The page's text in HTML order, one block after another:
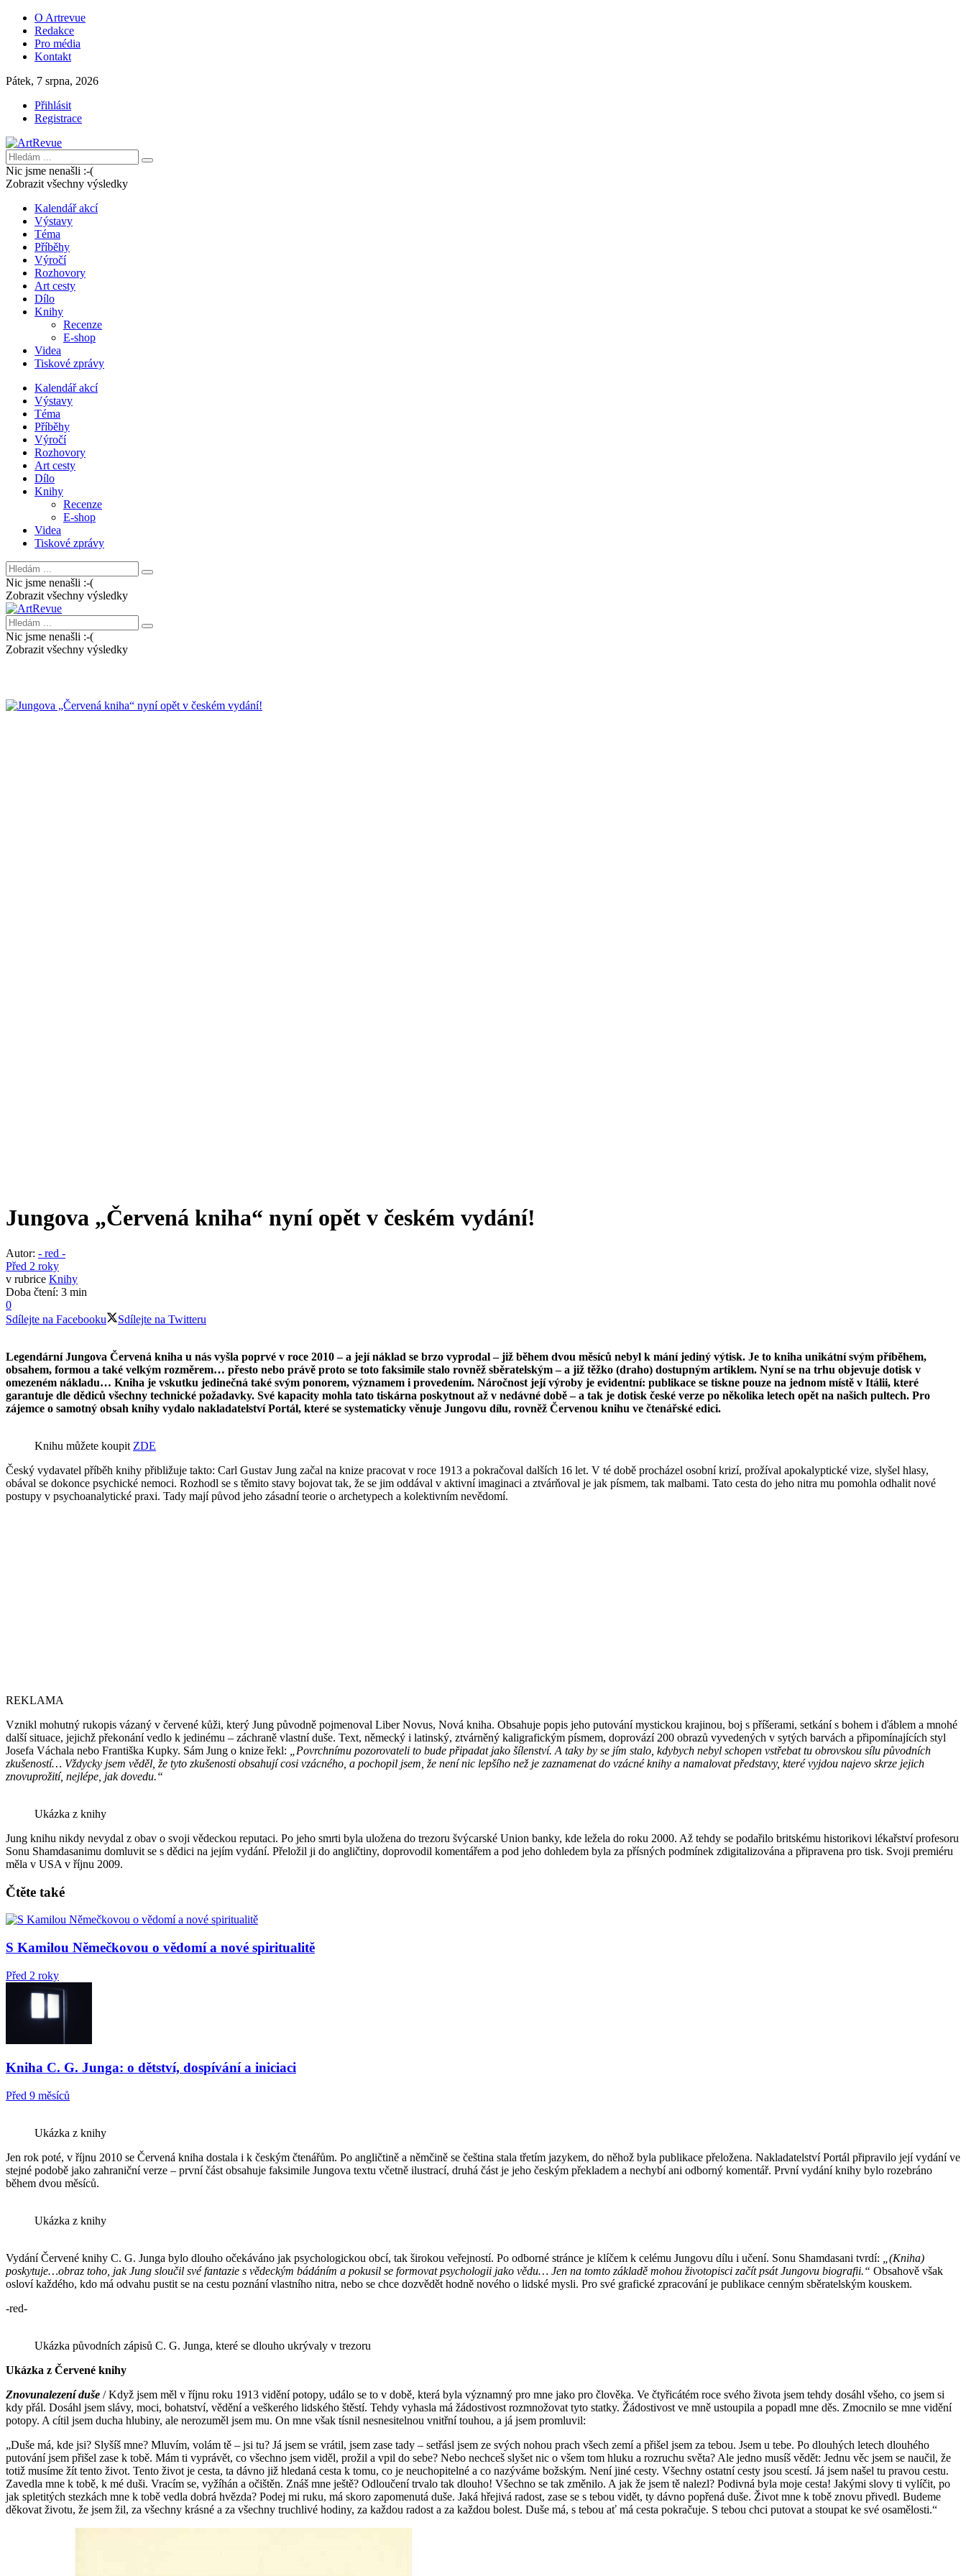
O Artrevue
Redakce
Pro média
Kontakt
Pátek, 7 srpna, 2026
Přihlásit
Registrace
Nic jsme nenašli :-(
Zobrazit všechny výsledky
Kalendář akcí
Výstavy
Téma
Příběhy
Výročí
Rozhovory
Art cesty
Dílo
Knihy
Recenze
E-shop
Videa
Tiskové zprávy
Kalendář akcí
Výstavy
Téma
Příběhy
Výročí
Rozhovory
Art cesty
Dílo
Knihy
Recenze
E-shop
Videa
Tiskové zprávy
Nic jsme nenašli :-(
Zobrazit všechny výsledky
Nic jsme nenašli :-(
Zobrazit všechny výsledky
Jungova „Červená kniha“ nyní opět v českém vydání!
Autor: - red -
Před 2 roky
v rubrice Knihy
Doba čtení: 3 min
0
Sdílejte na Facebooku
Sdílejte na Twitteru
Legendární Jungova Červená kniha u nás vyšla poprvé v roce 2010 – a její náklad se brzo vyprodal – již během dvou měsíců nebyl k mání jediný výtisk. Je to kniha unikátní svým příběhem,
obsahem, formou a také velkým rozměrem… přesto nebo právě proto se toto faksimile stalo rovněž sběratelským – a již těžko (draho) dostupným artiklem. Nyní se na trhu objevuje dotisk v
omezeném nákladu… Kniha je vskutku jedinečná také svým ponorem, významem i provedením. Náročnost její výroby je evidentní: publikace se tiskne pouze na jednom místě v Itálii, které
garantuje dle dědiců všechny technické požadavky. Své kapacity mohla tato tiskárna poskytnout až v nedávné době – a tak je dotisk české verze po několika letech opět na našich pultech. Pro
zájemce o samotný obsah knihy vydalo nakladatelství Portál, které se systematicky věnuje Jungovu dílu, rovněž Červenou knihu ve čtenářské edici.
Knihu můžete koupit ZDE
Český vydavatel příběh knihy přibližuje takto: Carl Gustav Jung začal na knize pracovat v roce 1913 a pokračoval dalších 16 let. V té době procházel osobní krizí, prožíval apokalyptické vize, slyšel hlasy,
obával se dokonce psychické nemoci. Rozhodl se s těmito stavy bojovat tak, že se jim oddával v aktivní imaginaci a ztvárňoval je jak písmem, tak malbami. Tato cesta do jeho nitra mu pomohla odhalit nové
postupy v psychoanalytické praxi. Tady mají původ jeho zásadní teorie o archetypech a kolektivním nevědomí.
REKLAMA
Vznikl mohutný rukopis vázaný v červené kůži, který Jung původně pojmenoval Liber Novus, Nová kniha. Obsahuje popis jeho putování mystickou krajinou, boj s příšerami, setkání s bohem i ďáblem a mnohé
další situace, jejichž překonání vedlo k jedinému – záchraně vlastní duše. Text, německý i latinský, ztvárněný kaligrafickým písmem, doprovází 200 obrazů vyvedených v sytých barvách a připomínajících styl
Josefa Váchala nebo Františka Kupky. Sám Jung o knize řekl:
„Povrchnímu pozorovateli to bude připadat jako šílenství. A taky by se jím stalo, kdybych nebyl schopen vstřebat tu obrovskou sílu původních
zkušeností… Vždycky jsem věděl, že tyto zkušenosti obsahují cosi vzácného, a pochopil jsem, že není nic lepšího než je zaznamenat do vzácné knihy a namalovat představy, které vyjdou najevo skrze jejich
znovuprožití, nejlépe, jak dovedu.“
Ukázka z knihy
Jung knihu nikdy nevydal z obav o svoji vědeckou reputaci. Po jeho smrti byla uložena do trezoru švýcarské Union banky, kde ležela do roku 2000. Až tehdy se podařilo britskému historikovi lékařství profesoru
Sonu Shamdasanimu domluvit se s dědici na jejím vydání. Přeložil ji do angličtiny, doprovodil komentářem a pod jeho dohledem byla za přísných podmínek zdigitalizována a připravena pro tisk. Svoji premiéru
měla v USA v říjnu 2009.
Čtěte také
S Kamilou Němečkovou o vědomí a nové spiritualitě
Před 2 roky
Kniha C. G. Junga: o dětství, dospívání a iniciaci
Před 9 měsíců
Ukázka z knihy
Jen rok poté, v říjnu 2010 se Červená kniha dostala i k českým čtenářům. Po angličtině a němčině se čeština stala třetím jazykem, do něhož byla publikace přeložena. Nakladatelství Portál připravilo její vydání ve
stejné podobě jako zahraniční verze – první část obsahuje faksimile Jungova textu včetně ilustrací, druhá část je jeho českým překladem a nechybí ani odborný komentář. První vydání knihy bylo rozebráno
během dvou měsíců.
Ukázka z knihy
Vydání Červené knihy C. G. Junga bylo dlouho očekáváno jak psychologickou obcí, tak širokou veřejností. Po odborné stránce je klíčem k celému Jungovu dílu i učení. Sonu Shamdasani tvrdí:
„(Kniha)
poskytuje…obraz toho, jak Jung sloučil své fantazie s vědeckým bádáním a pokusil se formovat psychologii jako vědu… Jen na tomto základě mohou životopisci začít psát Jungovu biografii.“ Obsahově však
osloví každého, kdo má odvahu pustit se na cestu poznání vlastního nitra, nebo se chce dozvědět hodně nového o lidské mysli. Pro své grafické zpracování je publikace cenným sběratelským kouskem.
-red-
Ukázka původních zápisů C. G. Junga, které se dlouho ukrývaly v trezoru
Ukázka z Červené knihy
Znovunalezení duše / Když jsem měl v říjnu roku 1913 vidění potopy, událo se to v době, která byla významný pro mne jako pro člověka. Ve čtyřicátém roce svého života jsem tehdy dosáhl všeho, co jsem si
kdy přál. Dosáhl jsem slávy, moci, bohatství, vědění a veškerého lidského štěstí. Tehdy vyhasla má žádostivost rozmnožovat tyto statky. Žádostivost ve mně ustoupila a popadl mne děs. Zmocnilo se mne vidění
potopy. A cítil jsem ducha hlubiny, ale nerozuměl jsem mu. On mne však tísnil nesnesitelnou vnitřní touhou, a já jsem promluvil:
„Duše má, kde jsi? Slyšíš mne? Mluvím, volám tě – jsi tu? Já jsem se vrátil, jsem zase tady – setřásl jsem ze svých nohou prach všech zemí a přišel jsem za tebou. Jsem u tebe. Po dlouhých letech dlouhého
putování jsem přišel zase k tobě. Mám ti vyprávět, co všechno jsem viděl, prožil a vpil do sebe? Nebo nechceš slyšet nic o všem tom hluku a rozruchu světa? Ale jedno musíš vědět: Jednu věc jsem se naučil, že
totiž musíme žít tento život. Tento život je cesta, ta dávno již hledaná cesta k tomu, co je neuchopitelné a co nazýváme božským. Není jiné cesty. Všechny ostatní cesty jsou scestí. Já jsem našel tu pravou cestu.
Zavedla mne k tobě, k mé duši. Vracím se, vyžíhán a očištěn. Znáš mne ještě? Odloučení trvalo tak dlouho! Všechno se tak změnilo. A jak že jsem tě nalezl? Podivná byla moje cesta! Jakými slovy ti vylíčit, po
jak spletitých stezkách mne k tobě vedla dobrá hvězda? Podej mi ruku, má skoro zapomenutá duše. Jaká hřejivá radost, zase se s tebou vidět, ty dávno popřená duše. Život mne k tobě znovu přivedl. Budeme
děkovat životu, že jsem žil, za všechny krásné a za všechny truchlivé hodiny, za každou radost a za každou bolest. Duše má, s tebou ať má cesta pokračuje. S tebou chci putovat a stoupat ke své osamělosti.“